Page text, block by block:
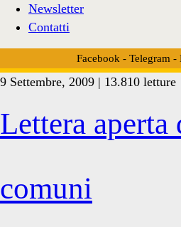
Newsletter
Contatti
Facebook - Telegram -
<span>idea
9 Settembre, 2009 | 13.810 letture
Lettera
comuni